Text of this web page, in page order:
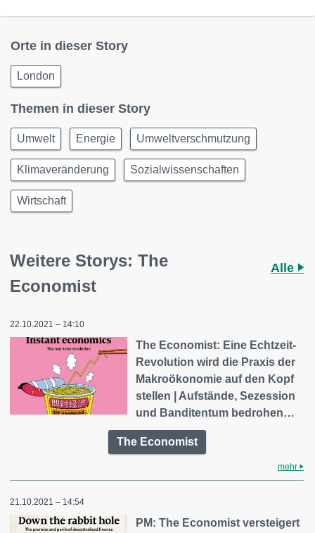
Orte in dieser Story
London
Themen in dieser Story
Umwelt Energie Umweltverschmutzung
Klimaveränderung Sozialwissenschaften
Wirtschaft
Weitere Storys: The
Economist
Alle
22.10.2021 – 14:10
The Economist: Eine Echtzeit-
Revolution wird die Praxis der
Makroökonomie auf den Kopf
stellen | Aufstände, Sezession
und Banditentum bedrohen…
The Economist
mehr
21.10.2021 – 14:54
PM: The Economist versteigert